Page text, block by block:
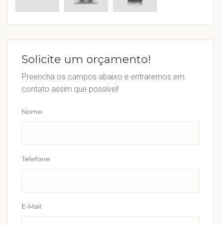
Solicite um orçamento!
Preencha os campos abaixo e entraremos em
contato assim que possível!
Nome:
Telefone:
E-Mail: